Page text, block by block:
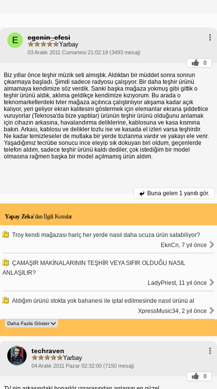
E egenin_efesi
Yarbay
03 Aralık 2011 Cumartesi 21:02:19 (3493 mesaj)
0
Biz yıllar önce teşhir müzik seti almıştık. Aldıktan bir müddet sonra sonrun
çıkarmaya başladı. Şimdi sadece radyosu çalışıyor. Bir daha teşhir ürünü
almamaya kendimize söz verdik. Sanki başka mağaza yokmuş gibi gittik o
teşhir ürünü aldık, aklıma geldikçe kendimize kızıyorum. Bu arada o
teknomarketlerdeki tvler mağaza açılınca çalıştırılıyor akşama kadar açık
kalıyor, yeri geliyor ekran kalitesini göstermek için elemanlar ekrana şiddetlice
vuruyorlar (Teknosa'da bize yaptılar) ürünün teşhir ürünü olduğunu anlamak
için cihazın arkasına, havalandırma deliklerine, kablosuna ve kasa kısmına
bakın. Arkası, kablosu ve delikler tozlu ise ve kasada el izleri varsa teşhirdir.
Ne kadar temizleseler de mutlaka bir yerde tozlanma vardır ve yakayı ele verir.
Yaşadığımız tecrübe sonucu ince eleyip sık dokuyan biri oldum, geçenlerde
telefon aldım, sadece teşhir ürünü kaldı dediler, çok istediğim bir model
olmasına rağmen başka bir model açılmamış ürün aldım.
Buna gelen 1 yanıtı gör.
Yapay Zeka’dan İlgili Konular
Troy kendi mağazası hariç her yerde nasıl daha ucuza ürün satabiliyor?
EknCn, 7 yıl önce
ÇAMAŞIR MAKİNALARININ TEŞHİR VEYA SIFIR OLDUĞU NASIL
ANLAŞILIR?
LadyPriest, 11 yıl önce
Aldığım ürünü stokta yok bahanesi ile iptal edilmesinde nasıl ürünü al
XpressMusic34, 2 yıl önce
techraven
Yarbay
04 Aralık 2011 Pazar 02:32:00 (7150 mesaj)
0